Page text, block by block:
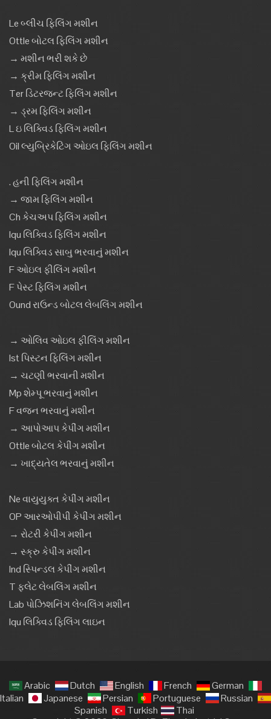
Le બ્લીચ ફિલિંગ મશીન
Ottle બોટલ ફિલિંગ મશીન
→ મશીન ભરી શકે છે
→ ક્રીમ ફિલિંગ મશીન
Ter ડિટરજન્ટ ફિલિંગ મશીન
→ ડ્રમ ફિલિંગ મશીન
L ઇ લિક્વિડ ફિલિંગ મશીન
Oil લ્યુબ્રિકેટિંગ ઓઇલ ફિલિંગ મશીન
. હની ફિલિંગ મશીન
→ જામ ફિલિંગ મશીન
Ch કેચઅપ ફિલિંગ મશીન
Iqu લિક્વિડ ફિલિંગ મશીન
Iqu લિક્વિડ સાબુ ભરવાનું મશીન
F ઓઇલ ફીલિંગ મશીન
F પેસ્ટ ફિલિંગ મશીન
Ound રાઉન્ડ બોટલ લેબલિંગ મશીન
→ ઓલિવ ઓઇલ ફીલિંગ મશીન
Ist પિસ્ટન ફિલિંગ મશીન
→ ચટણી ભરવાની મશીન
Mp શેમ્પૂ ભરવાનું મશીન
F વજન ભરવાનું મશીન
→ આપોઆપ કેપીંગ મશીન
Ottle બોટલ કેપીંગ મશીન
→ ખાદ્યતેલ ભરવાનું મશીન
Ne વાયુયુક્ત કેપીંગ મશીન
OP આરઓપીપી કેપીંગ મશીન
→ રોટરી કેપીંગ મશીન
→ સ્ક્રુ કેપીંગ મશીન
Ind સ્પિન્ડલ કેપીંગ મશીન
T ફ્લેટ લેબલિંગ મશીન
Lab પોઝિશનિંગ લેબલિંગ મશીન
Iqu લિક્વિડ ફિલિંગ લાઇન
Arabic Dutch English French
German
Italian
Japanese Persian Portuguese
Russian
Spanish
Turkish
Thai